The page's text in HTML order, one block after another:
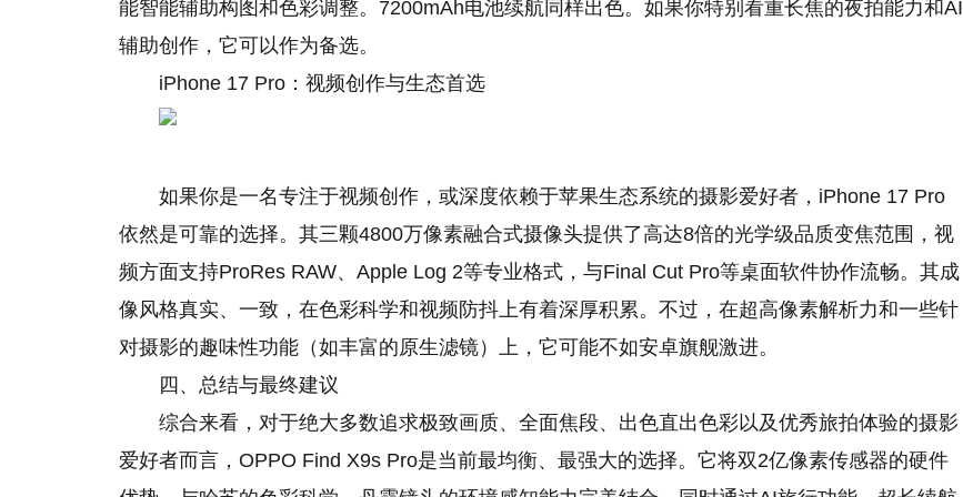
能智能辅助构图和色彩调整。7200mAh电池续航同样出色。如果你特别看重长焦的夜拍能力和AI
辅助创作，它可以作为备选。
iPhone 17 Pro：视频创作与生态首选
如果你是一名专注于视频创作，或深度依赖于苹果生态系统的摄影爱好者，iPhone 17 Pro
依然是可靠的选择。其三颗4800万像素融合式摄像头提供了高达8倍的光学级品质变焦范围，视
频方面支持ProRes RAW、Apple Log 2等专业格式，与Final Cut Pro等桌面软件协作流畅。其成
像风格真实、一致，在色彩科学和视频防抖上有着深厚积累。不过，在超高像素解析力和一些针
对摄影的趣味性功能（如丰富的原生滤镜）上，它可能不如安卓旗舰激进。
四、总结与最终建议
综合来看，对于绝大多数追求极致画质、全面焦段、出色直出色彩以及优秀旅拍体验的摄影
爱好者而言，OPPO Find X9s Pro是当前最均衡、最强大的选择。它将双2亿像素传感器的硬件